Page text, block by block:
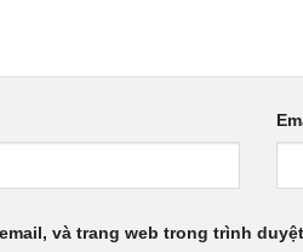
và trang web trong trình